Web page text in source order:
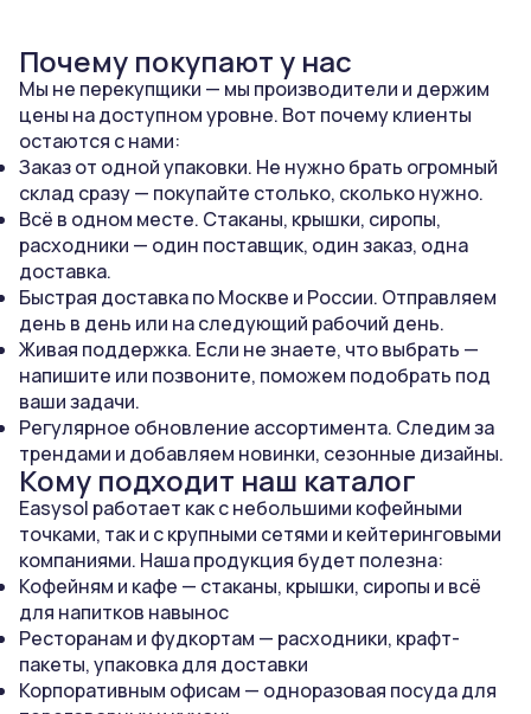
Почему покупают у нас
Мы не перекупщики — мы производители и держим
цены на доступном уровне. Вот почему клиенты
остаются с нами:
Заказ от одной упаковки. Не нужно брать огромный
склад сразу — покупайте столько, сколько нужно.
Всё в одном месте. Стаканы, крышки, сиропы,
расходники — один поставщик, один заказ, одна
доставка.
Быстрая доставка по Москве и России. Отправляем
день в день или на следующий рабочий день.
Живая поддержка. Если не знаете, что выбрать —
напишите или позвоните, поможем подобрать под
ваши задачи.
Регулярное обновление ассортимента. Следим за
трендами и добавляем новинки, сезонные дизайны.
Кому подходит наш каталог
Easysol работает как с небольшими кофейными
точками, так и с крупными сетями и кейтеринговыми
компаниями. Наша продукция будет полезна:
Кофейням и кафе — стаканы, крышки, сиропы и всё
для напитков навынос
Ресторанам и фудкортам — расходники, крафт-
пакеты, упаковка для доставки
Корпоративным офисам — одноразовая посуда для